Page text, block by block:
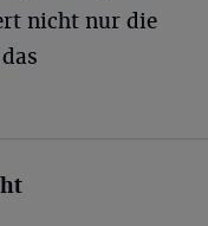
nicht nur die